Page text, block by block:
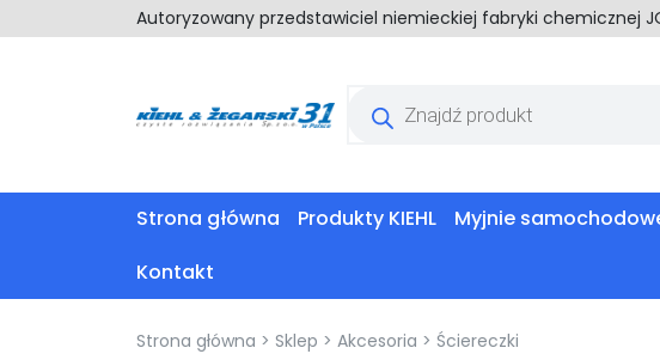
Autoryzowany przedstawiciel niemieckiej fabryki chemicznej
produktów
Strona główna Produkty KIEHL Myjnie
Kontakt
Strona główna > Sklep > Akcesoria > Ściereczki